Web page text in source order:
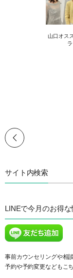
山口オス
ラ
サイト内検索
LINEで今月のお得
事前カウンセリングや相談
予約や予約変更などもこ